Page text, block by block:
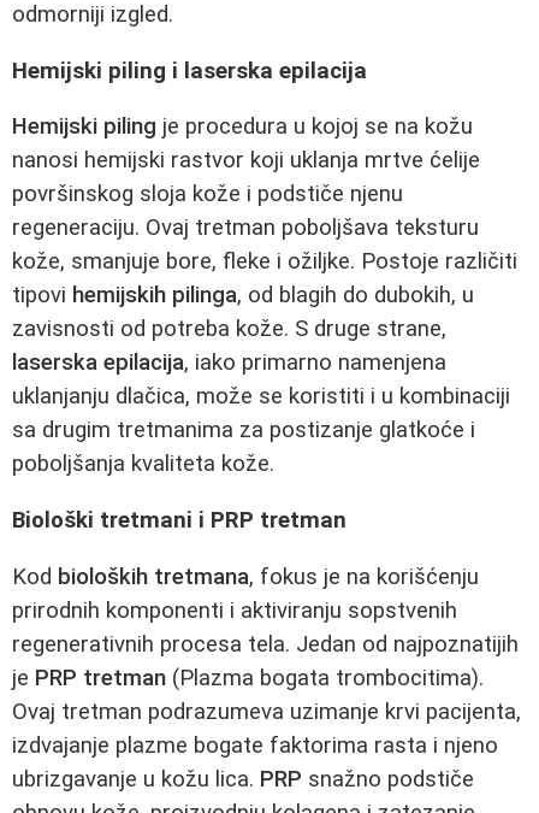
odmorniji izgled.
Hemijski piling i laserska epilacija
Hemijski piling je procedura u kojoj se na kožu
nanosi hemijski rastvor koji uklanja mrtve ćelije
površinskog sloja kože i podstiče njenu
regeneraciju. Ovaj tretman poboljšava teksturu
kože, smanjuje bore, fleke i ožiljke. Postoje različiti
tipovi hemijskih pilinga, od blagih do dubokih, u
zavisnosti od potreba kože. S druge strane,
laserska epilacija, iako primarno namenjena
uklanjanju dlačica, može se koristiti i u kombinaciji
sa drugim tretmanima za postizanje glatkoće i
poboljšanja kvaliteta kože.
Biološki tretmani i PRP tretman
Kod bioloških tretmana, fokus je na korišćenju
prirodnih komponenti i aktiviranju sopstvenih
regenerativnih procesa tela. Jedan od najpoznatijih
je PRP tretman (Plazma bogata trombocitima).
Ovaj tretman podrazumeva uzimanje krvi pacijenta,
izdvajanje plazme bogate faktorima rasta i njeno
ubrizgavanje u kožu lica. PRP snažno podstiče